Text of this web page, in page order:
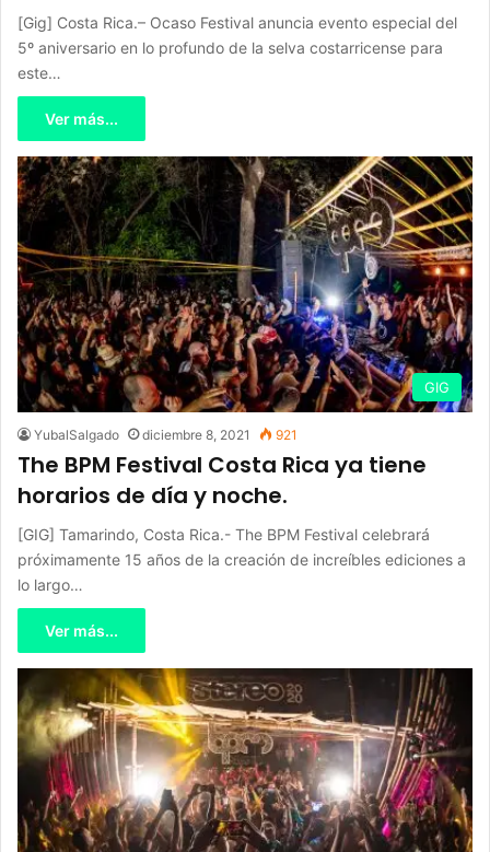
[Gig] Costa Rica.– Ocaso Festival anuncia evento especial del
5º aniversario en lo profundo de la selva costarricense para
este…
Ver más...
GIG
YubalSalgado diciembre 8, 2021 921
The BPM Festival Costa Rica ya tiene
horarios de día y noche.
[GIG] Tamarindo, Costa Rica.- The BPM Festival celebrará
próximamente 15 años de la creación de increíbles ediciones a
lo largo…
Ver más...